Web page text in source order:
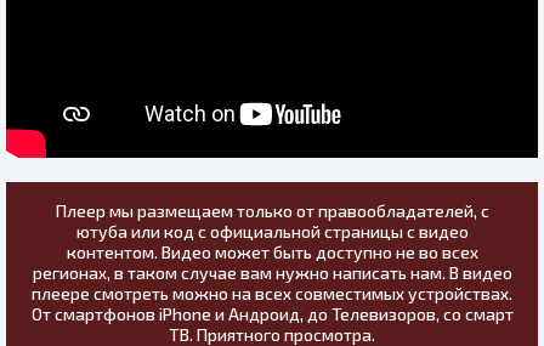
Плеер мы размещаем только от правообладателей, с
ютуба или код с официальной страницы с видео
контентом. Видео может быть доступно не во всех
регионах, в таком случае вам нужно написать нам. В видео
плеере смотреть можно на всех совместимых устройствах.
От смартфонов iPhone и Андроид, до Телевизоров, со смарт
ТВ. Приятного просмотра.